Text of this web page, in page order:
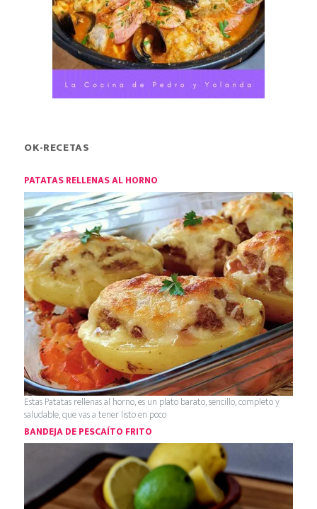
OK-RECETAS
PATATAS RELLENAS AL HORNO
Estas Patatas rellenas al horno, es un plato barato, sencillo, completo y
saludable, que vas a tener listo en poco
BANDEJA DE PESCAÍTO FRITO